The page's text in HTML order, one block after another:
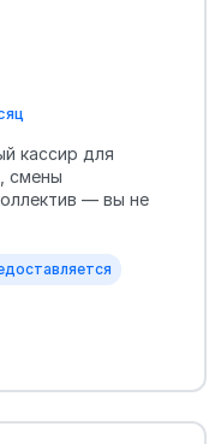
кассир для
смены
— вы не